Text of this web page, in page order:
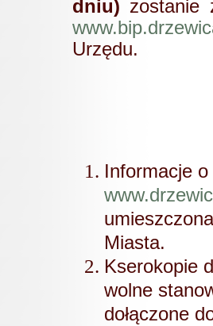
dniu)
Urzędu.
Informacje
Miasta.
Kserokopie
wolne
dołączone